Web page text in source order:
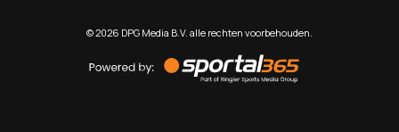
©2026 DPG Media B.V. alle rechten voorbehouden.
by
Sportal365